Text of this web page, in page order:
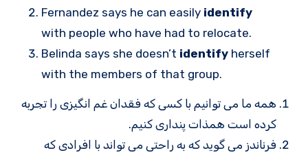
Fernandez says he can easily identify
with people who have had to relocate.
Belinda says she doesn’t identify herself
with the members of that group.
همه ما می توانیم با کسی که فقدان غم انگیزی را تجربه
کرده است همذات پنداری کنیم.
فرناندز می گوید که به راحتی می تواند با افرادی که